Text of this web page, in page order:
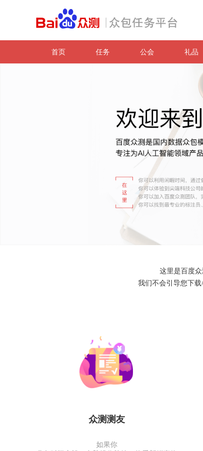
首页 任务 公会 礼品
这里是百度
我们不会引导您下
众测测友
如果你